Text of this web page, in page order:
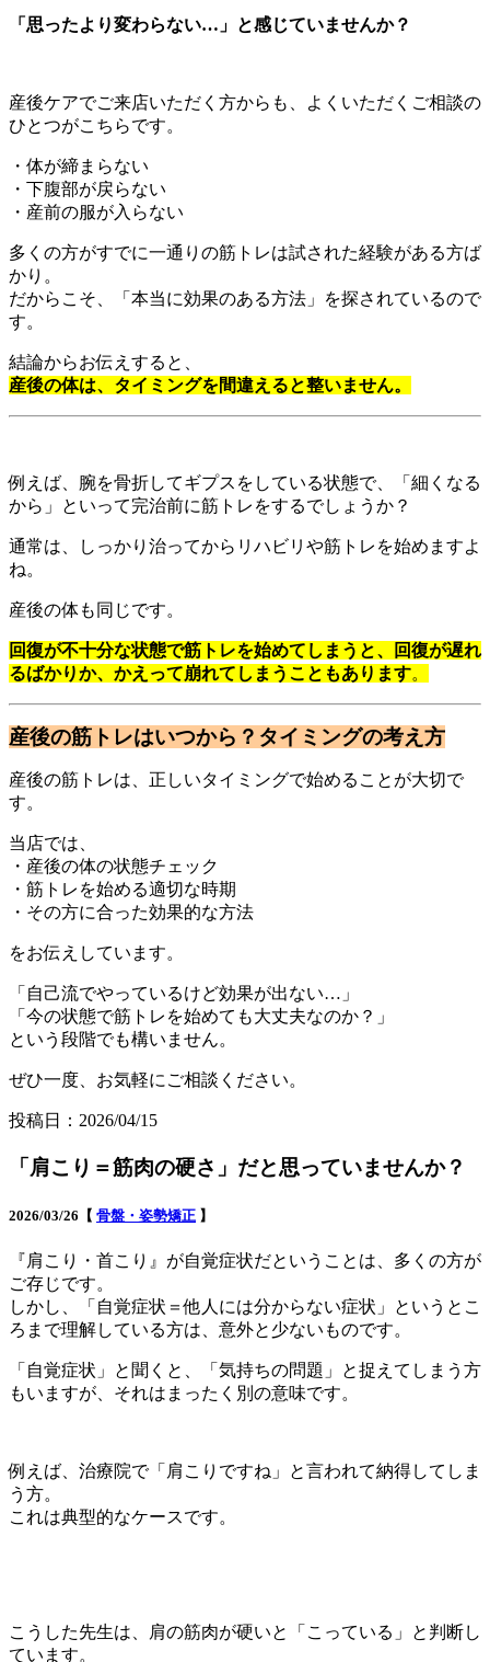
「思ったより変わらない…」と感じていませんか？
産後ケアでご来店いただく方からも、よくいただくご相談の
ひとつがこちらです。
・体が締まらない
・下腹部が戻らない
・産前の服が入らない
多くの方がすでに一通りの筋トレは試された経験がある方ば
かり。
だからこそ、「本当に効果のある方法」を探されているので
す。
結論からお伝えすると、
産後の体は、タイミングを間違えると整いません。
例えば、腕を骨折してギプスをしている状態で、「細くなる
から」といって完治前に筋トレをするでしょうか？
通常は、しっかり治ってからリハビリや筋トレを始めますよ
ね。
産後の体も同じです。
回復が不十分な状態で筋トレを始めてしまうと、回復が遅れ
るばかりか、かえって崩れてしまうこともあります。
産後の筋トレはいつから？タイミングの考え方
産後の筋トレは、正しいタイミングで始めることが大切で
す。
当店では、
・産後の体の状態チェック
・筋トレを始める適切な時期
・その方に合った効果的な方法
をお伝えしています。
「自己流でやっているけど効果が出ない…」
「今の状態で筋トレを始めても大丈夫なのか？」
という段階でも構いません。
ぜひ一度、お気軽にご相談ください。
投稿日：2026/04/15
「肩こり＝筋肉の硬さ」だと思っていませんか？
2026/03/26【 骨盤・姿勢矯正 】
『肩こり・首こり』が自覚症状だということは、多くの方が
ご存じです。
しかし、「自覚症状＝他人には分からない症状」というとこ
ろまで理解している方は、意外と少ないものです。
「自覚症状」と聞くと、「気持ちの問題」と捉えてしまう方
もいますが、それはまったく別の意味です。
例えば、治療院で「肩こりですね」と言われて納得してしま
う方。
これは典型的なケースです。
こうした先生は、肩の筋肉が硬いと「こっている」と判断し
ています。